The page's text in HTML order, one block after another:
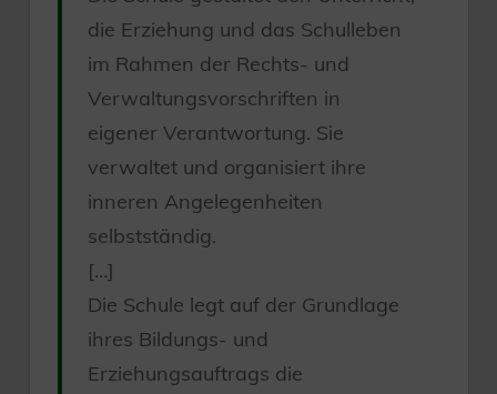
die Erziehung und das Schulleben
im Rahmen der Rechts- und
Verwaltungsvorschriften in
eigener Verantwortung. Sie
verwaltet und organisiert ihre
inneren Angelegenheiten
selbstständig.
[…]
Die Schule legt auf der Grundlage
ihres Bildungs- und
Erziehungsauftrags die